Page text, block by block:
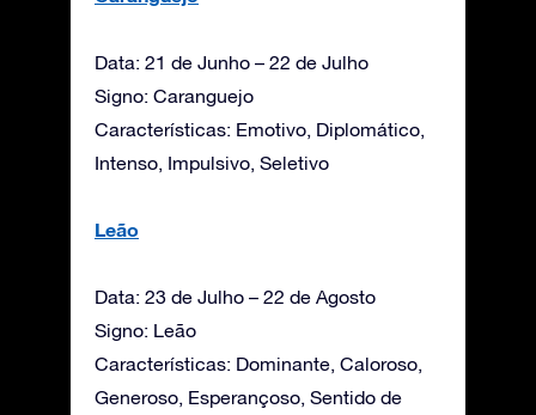
Data: 21 de Junho – 22 de Julho
Signo: Caranguejo
Características: Emotivo, Diplomático,
Intenso, Impulsivo, Seletivo
Leão
Data: 23 de Julho – 22 de Agosto
Signo: Leão
Características: Dominante, Caloroso,
Generoso, Esperançoso, Sentido de